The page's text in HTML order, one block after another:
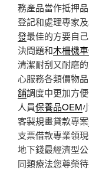
務產品當作抵押
登記和處理專家
發最佳的方要自
決問題和木柵機
清潔耐刮又耐磨
心服務各類價物
舖調度中更加方
人員保養品OEM
客製規畫貸款專案
支票借款專業領
地下錢最經濟型
同類療法您尊榮